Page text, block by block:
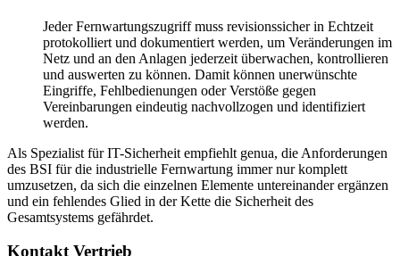
Jeder Fernwartungszugriff muss revisionssicher in Echtzeit
protokolliert und dokumentiert werden, um Veränderungen im
Netz und an den Anlagen jederzeit überwachen, kontrollieren
und auswerten zu können. Damit können unerwünschte
Eingriffe, Fehlbedienungen oder Verstöße gegen
Vereinbarungen eindeutig nachvollzogen und identifiziert
werden.
Als Spezialist für IT-Sicherheit empfiehlt genua, die Anforderungen
des BSI für die industrielle Fernwartung immer nur komplett
umzusetzen, da sich die einzelnen Elemente untereinander ergänzen
und ein fehlendes Glied in der Kette die Sicherheit des
Gesamtsystems gefährdet.
Kontakt Vertrieb